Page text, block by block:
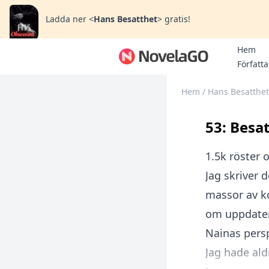
Ladda ner <Hans Besatthet> gratis!
Hem
Hem / Hans Besatthet
53:
1.5k röster
Jag skriver
massor av
om
Nainas
Jag hade